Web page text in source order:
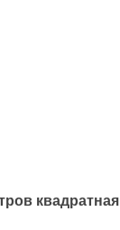
квадратная